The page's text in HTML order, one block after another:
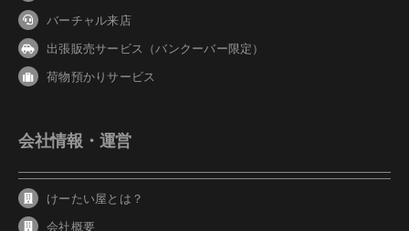
バーチャル来店
出張販売サービス（バンクーバー限定）
荷物預かりサービス
会社情報・運営
けーたい屋とは？
会社概要